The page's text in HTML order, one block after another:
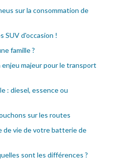
sur la consommation de
SUV d'occasion !
famille ?
majeur pour le transport
: diesel, essence ou
sur les routes
de vie de votre batterie de
sont les différences ?